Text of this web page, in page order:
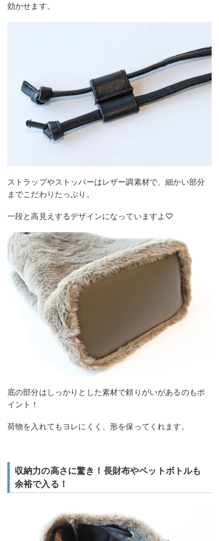
効かせます。
ストラップやストッパーはレザー調素材で、細かい部分
までこだわりたっぷり。
一段と高見えするデザインになっていますよ♡
底の部分はしっかりとした素材で頼りがいがあるのもポ
イント！
荷物を入れてもヨレにくく、形を保ってくれます。
収納力の高さに驚き！長財布やペットボトルも
余裕で入る！